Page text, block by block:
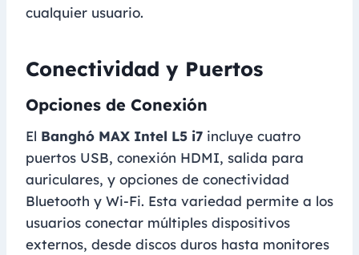
cualquier usuario.
Conectividad y Puertos
Opciones de Conexión
El Banghó MAX Intel L5 i7 incluye cuatro
puertos USB, conexión HDMI, salida para
auriculares, y opciones de conectividad
Bluetooth y Wi-Fi. Esta variedad permite a los
usuarios conectar múltiples dispositivos
externos, desde discos duros hasta monitores